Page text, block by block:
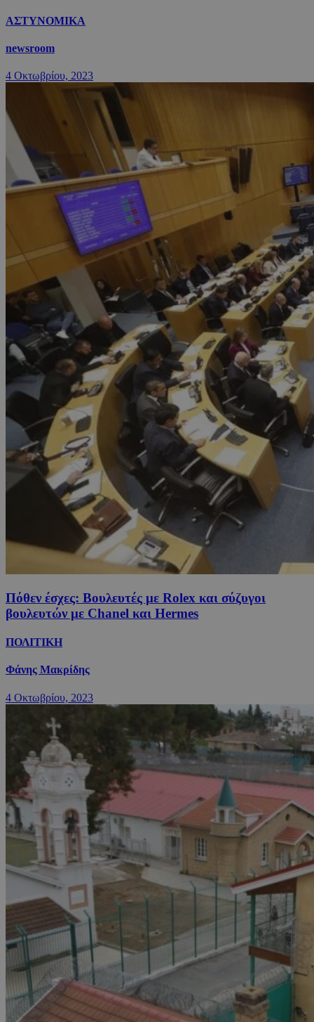
ΑΣΤΥΝΟΜΙΚΑ
newsroom
4 Οκτωβρίου, 2023
Πόθεν έσχες: Βουλευτές με Rolex και σύζυγοι
βουλευτών με Chanel και Hermes
ΠΟΛΙΤΙΚΗ
Φάνης Μακρίδης
4 Οκτωβρίου, 2023